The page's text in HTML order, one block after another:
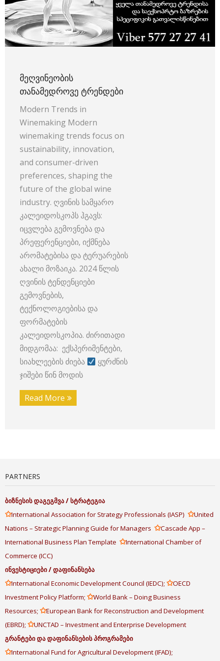
ᲛᲔᲦᲕᲘᲜᲔᲝᲑᲘᲡ
ᲗᲐᲜᲐᲛᲔᲓᲠᲝᲕᲔ ᲢᲠᲔᲜᲓᲔᲑᲘ
Modern Trends in
Winemaking Modern
winemaking trends focus on
sustainability, innovation,
and consumer-driven
preferences, shaping the
future of the global wine
industry. ღვინის სამყარო
კალეიდოსკოპს ჰგავს:
იცვლება გემოვნება და
პრეფერენციები, იქმნება
არომატებისა და ტერუარების
ახალი მოზაიკა. 2024 წლის
ღვინის ტენდენციები
გემოვნების,
ტექნოლოგიებისა და
ფორმატების
კალეიდოსკოპია. ძირითადი
მიდგომაა: ექსპერიმენტები,
სიახლეების ძიება
ყურძნის
ჯიშები წინ მოდის
Read More
PARTNERS
ბიზნესისდაგეგმვა/სტრატეგია
✩International Association for Strategy Professionals (IASP) ✩United
Nations – Strategic Planning Guide for Managers ✩Cascade App –
International Business Plan Template ✩International Chamber of
Commerce (ICC)
ინვესტიციები/დაფინანსება
✩International Economic Development Council (IEDC); ✩OECD
Investment Policy Platform; ✩World Bank – Doing Business
Resources; ✩European Bank for Reconstruction and Development
(EBRD); ✩UNCTAD – Investment and Enterprise Development
გრანტებიდადაფინანსებისპროგრამები
✩International Fund for Agricultural Development (IFAD);